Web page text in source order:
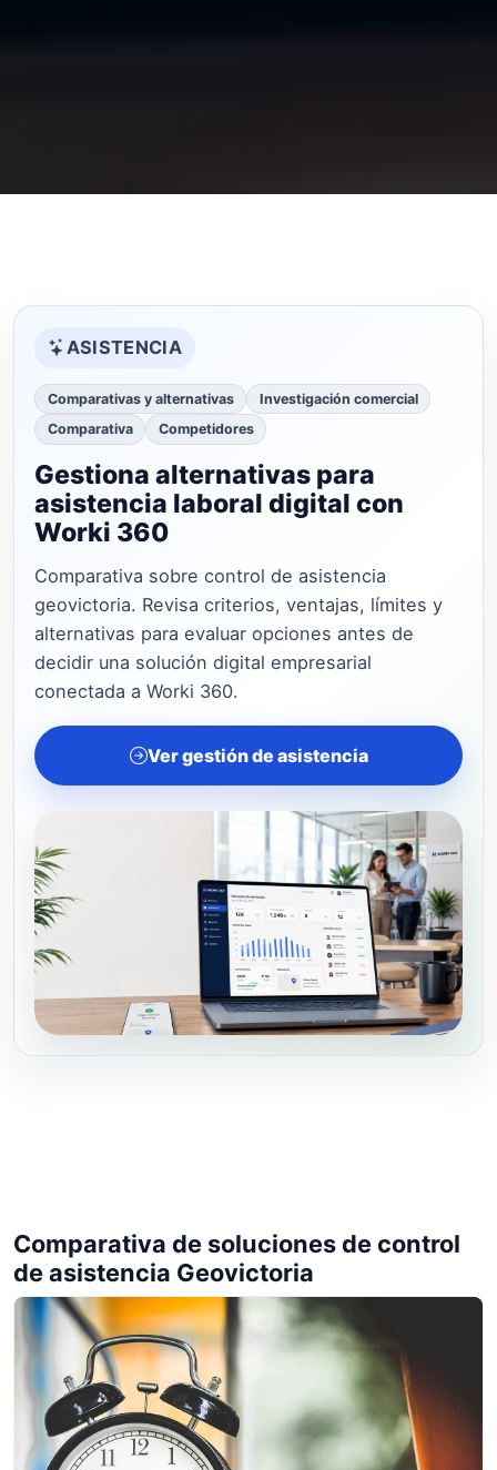
ASISTENCIA
Comparativas y alternativas
Investigación comercial
Comparativa
Competidores
Gestiona alternativas para
asistencia laboral digital con
Worki 360
Comparativa sobre control de asistencia
geovictoria. Revisa criterios, ventajas, límites y
alternativas para evaluar opciones antes de
decidir una solución digital empresarial
conectada a Worki 360.
Ver gestión de asistencia
Comparativa de soluciones de control
de asistencia Geovictoria